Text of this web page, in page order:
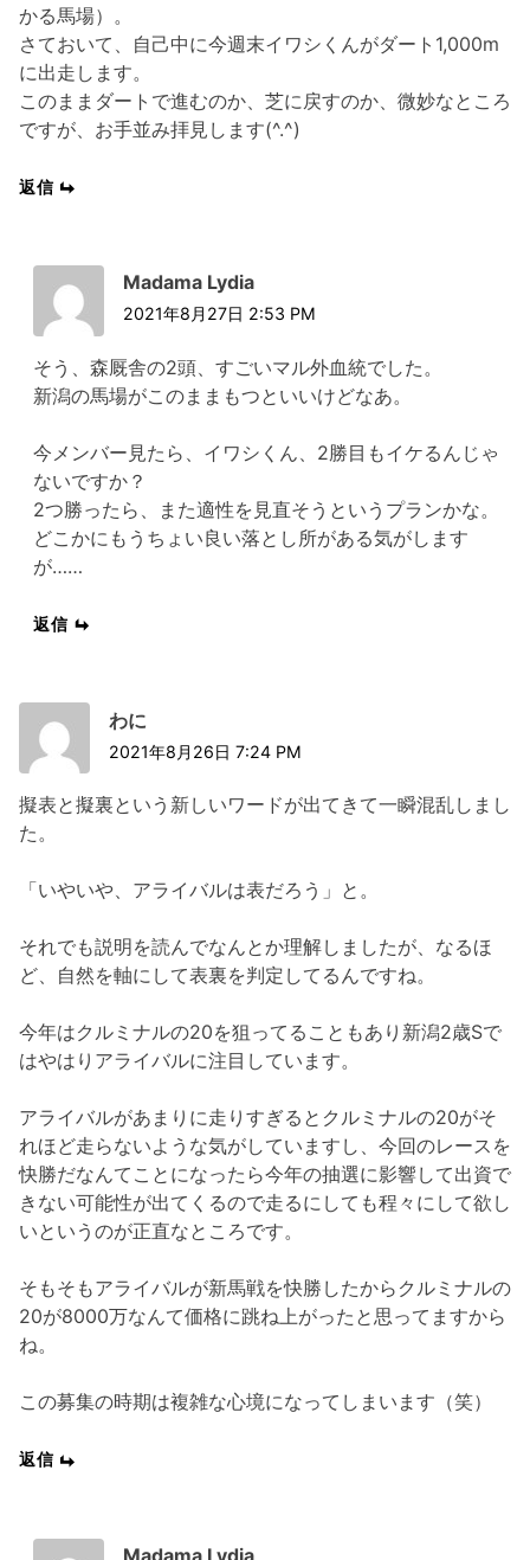
かる馬場）。
さておいて、自己中に今週末イワシくんがダート1,000m
に出走します。
このままダートで進むのか、芝に戻すのか、微妙なところ
ですが、お手並み拝見します(^.^)
返信
Madama Lydia
2021年8月27日 2:53 PM
そう、森厩舎の2頭、すごいマル外血統でした。
新潟の馬場がこのままもつといいけどなあ。
今メンバー見たら、イワシくん、2勝目もイケるんじゃ
ないですか？
2つ勝ったら、また適性を見直そうというプランかな。
どこかにもうちょい良い落とし所がある気がします
が……
返信
わに
2021年8月26日 7:24 PM
擬表と擬裏という新しいワードが出てきて一瞬混乱しまし
た。
「いやいや、アライバルは表だろう」と。
それでも説明を読んでなんとか理解しましたが、なるほ
ど、自然を軸にして表裏を判定してるんですね。
今年はクルミナルの20を狙ってることもあり新潟2歳Sで
はやはりアライバルに注目しています。
アライバルがあまりに走りすぎるとクルミナルの20がそ
れほど走らないような気がしていますし、今回のレースを
快勝だなんてことになったら今年の抽選に影響して出資で
きない可能性が出てくるので走るにしても程々にして欲し
いというのが正直なところです。
そもそもアライバルが新馬戦を快勝したからクルミナルの
20が8000万なんて価格に跳ね上がったと思ってますから
ね。
この募集の時期は複雑な心境になってしまいます（笑）
返信